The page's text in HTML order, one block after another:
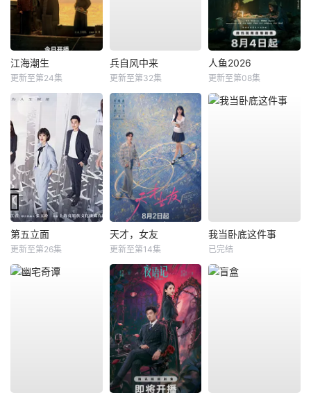
江海潮生
更新至第24集
兵自风中来
更新至第32集
人鱼2026
更新至第08集
第五立面
更新至第26集
天才，女友
更新至第14集
我当卧底这件事
已完结